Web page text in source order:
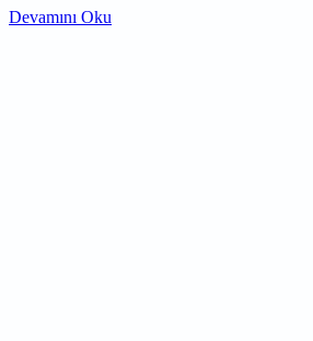
Devamını Oku